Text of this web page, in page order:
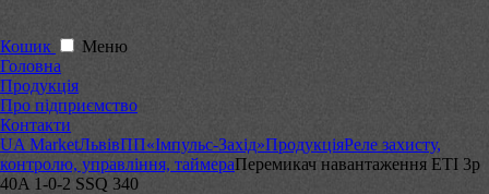
Кошик
Меню
Головна
Продукція
Про підприємство
Контакти
UA MarketЛьвівПП«Імпульс-Захід»ПродукціяРеле захисту,
контролю, управління, таймераПеремикач навантаження ЕТІ 3p
40A 1-0-2 SSQ 340